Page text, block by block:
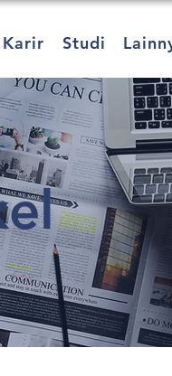
Karir Studi